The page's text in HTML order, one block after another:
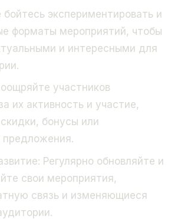
бойтесь экспериментировать и
форматы мероприятий, чтобы
и интересными для
участников
их активность и участие,
бонусы или
предложения.
Регулярно обновляйте и
свои мероприятия,
связь и изменяющиеся